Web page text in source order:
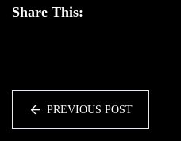
Share This:
PREVIOUS POST